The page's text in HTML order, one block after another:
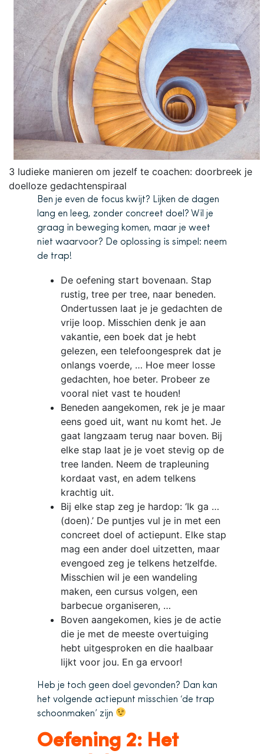
3 ludieke manieren om jezelf te coachen: doorbreek je
doelloze gedachtenspiraal
Ben je even de focus kwijt? Lijken de dagen
lang en leeg, zonder concreet doel? Wil je
graag in beweging komen, maar je weet
niet waarvoor? De oplossing is simpel: neem
de trap!
De oefening start bovenaan. Stap
rustig, tree per tree, naar beneden.
Ondertussen laat je je gedachten de
vrije loop. Misschien denk je aan
vakantie, een boek dat je hebt
gelezen, een telefoongesprek dat je
onlangs voerde, … Hoe meer losse
gedachten, hoe beter. Probeer ze
vooral niet vast te houden!
Beneden aangekomen, rek je je maar
eens goed uit, want nu komt het. Je
gaat langzaam terug naar boven. Bij
elke stap laat je je voet stevig op de
tree landen. Neem de trapleuning
kordaat vast, en adem telkens
krachtig uit.
Bij elke stap zeg je hardop: ‘Ik ga …
(doen).’ De puntjes vul je in met een
concreet doel of actiepunt. Elke stap
mag een ander doel uitzetten, maar
evengoed zeg je telkens hetzelfde.
Misschien wil je een wandeling
maken, een cursus volgen, een
barbecue organiseren, …
Boven aangekomen, kies je de actie
die je met de meeste overtuiging
hebt uitgesproken en die haalbaar
lijkt voor jou. En ga ervoor!
Heb je toch geen doel gevonden? Dan kan
het volgende actiepunt misschien ‘de trap
schoonmaken’ zijn
Oefening 2: Het